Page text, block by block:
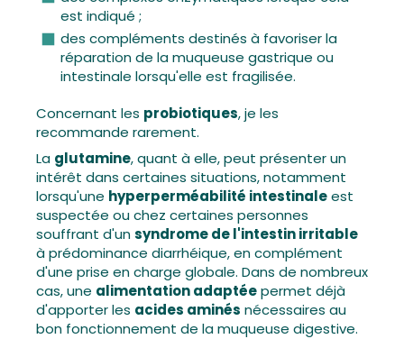
est indiqué ;
des compléments destinés à favoriser la
réparation de la muqueuse gastrique ou
intestinale lorsqu'elle est fragilisée.
Concernant les probiotiques, je les
recommande rarement.
La glutamine, quant à elle, peut présenter un
intérêt dans certaines situations, notamment
lorsqu'une hyperperméabilité intestinaleest
suspectée ou chez certaines personnes
souffrant d'unsyndrome de l'intestin irritable
à prédominance diarrhéique, en complément
d'une prise en charge globale. Dans de nombreux
cas, une alimentation adaptéepermet déjà
d'apporter les acides aminés nécessaires au
bon fonctionnement de la muqueuse digestive.